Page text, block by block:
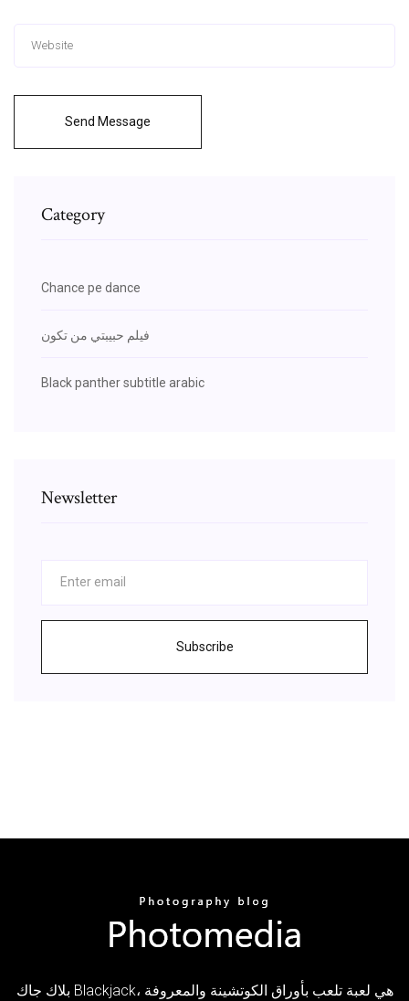
Send Message
Category
Chance pe dance
فيلم حبيبتي من تكون
Black panther subtitle arabic
Newsletter
Subscribe
بلاك جاك Blackjack، هي لعبة تلعب بأوراق الكوتشينة والمعروفة